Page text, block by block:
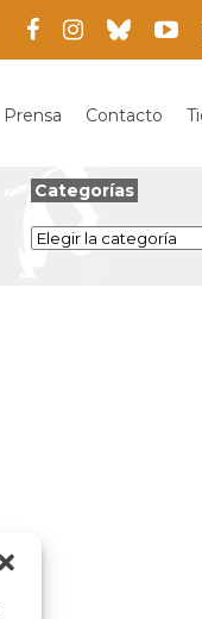
Prensa Contacto
Categorías
Categorías